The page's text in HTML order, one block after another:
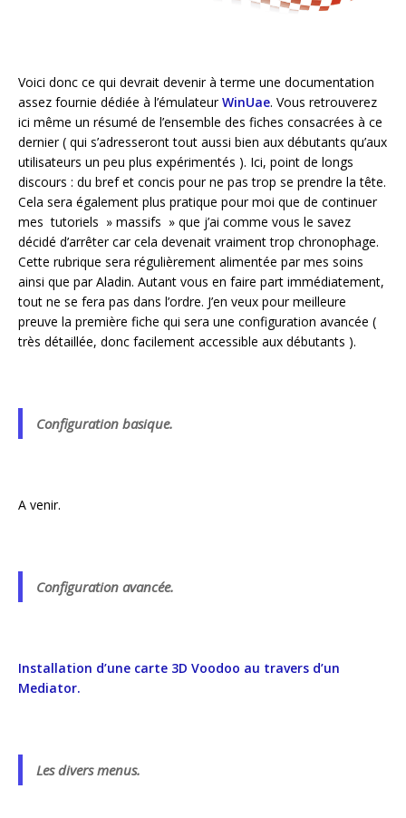
Voici donc ce qui devrait devenir à terme une documentation
assez fournie dédiée à l’émulateurWinUae. Vous retrouverez
ici même un résumé de l’ensemble des fiches consacrées à ce
dernier ( qui s’adresseront tout aussi bien aux débutants qu’aux
utilisateurs un peu plus expérimentés ). Ici, point de longs
discours : du bref et concis pour ne pas trop se prendre la tête.
Cela sera également plus pratique pour moi que de continuer
mes tutoriels » massifs » que j’ai comme vous le savez
décidé d’arrêter car cela devenait vraiment trop chronophage.
Cette rubrique sera régulièrement alimentée par mes soins
ainsi que par Aladin. Autant vous en faire part immédiatement,
tout ne se fera pas dans l’ordre. J’en veux pour meilleure
preuve la première fiche qui sera une configuration avancée (
très détaillée, donc facilement accessible aux débutants ).
Configuration basique.
A venir.
Configuration avancée.
Installation d’une carte 3D Voodoo au travers d’un
Mediator.
Les divers menus.